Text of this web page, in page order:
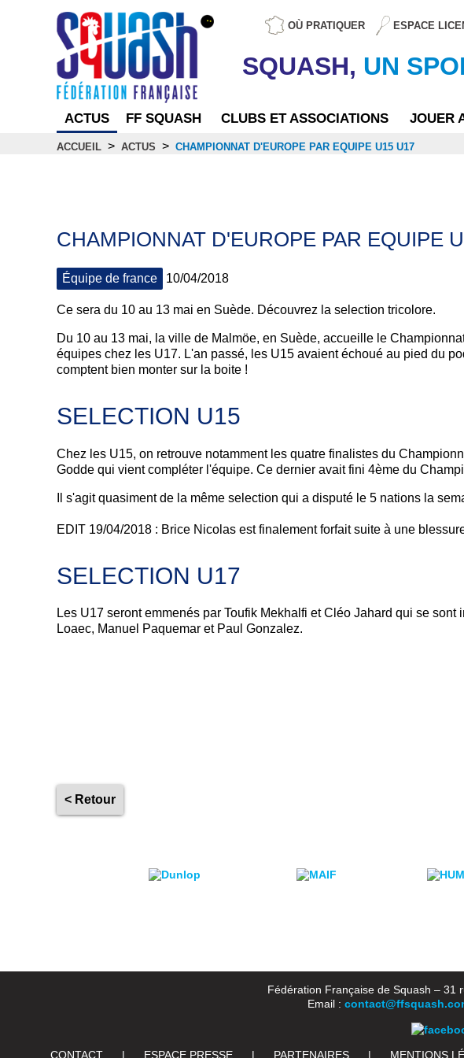
OÙ PRATIQUER ESPACE
SQUASH, UN
ACTUS FF SQUASH CLUBS ET ASSOCIATIONS JOUER
ACCUEIL > ACTUS > CHAMPIONNAT D'EUROPE PAR EQUIPE U15 U17
CHAMPIONNAT D'EUROPE PAR EQUIPE
Équipe de france 10/04/2018
Ce sera du 10 au 13 mai en Suède. Découvrez la selection tricolore.
Du 10 au 13 mai, la ville de Malmöe, en Suède, accueille le
équipes chez les U17. L'an passé, les U15 avaient échoué au pied du
comptent bien monter sur la boite !
SELECTION U15
Chez les U15, on retrouve notamment les quatre finalistes du
Godde qui vient compléter l'équipe. Ce dernier avait fini 4ème du
Il s'agit quasiment de la même selection qui a disputé le 5 nations la
EDIT 19/04/2018 : Brice Nicolas est finalement forfait suite à une
SELECTION U17
Les U17 seront emmenés par Toufik Mekhalfi et Cléo Jahard qui se
Loaec, Manuel Paquemar et Paul Gonzalez.
< Retour
Fédération Française de Squash – 31
Email :
CONTACT | ESPACE PRESSE | PARTENAIRES | MENTIONS